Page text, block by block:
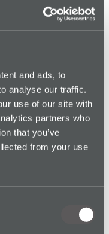
and ads, to
analyse our traffic.
use of our site with
partners who
that you’ve
from your use
van
kan
zijn
om alarm te
en
de kennisbank
Overvalalarm,